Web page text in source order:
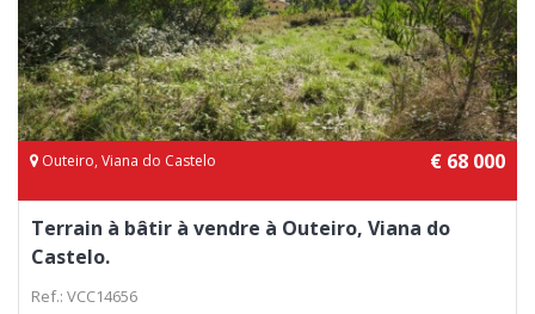
Outeiro, Viana do Castelo € 68 000
Terrain à bâtir à vendre à Outeiro, Viana do
Castelo.
Ref.: VCC14656